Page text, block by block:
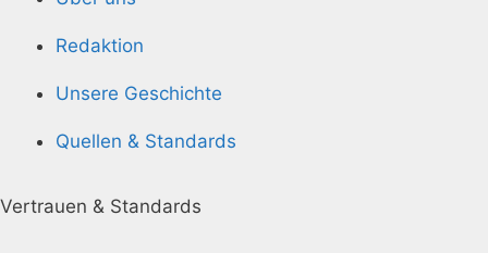
Redaktion
Unsere Geschichte
Quellen & Standards
Vertrauen & Standards